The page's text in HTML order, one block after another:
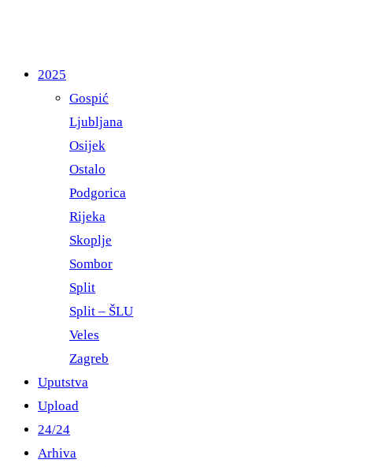
2025
Gospić
Ljubljana
Osijek
Ostalo
Podgorica
Rijeka
Skoplje
Sombor
Split
Split – ŠLU
Veles
Zagreb
Uputstva
Upload
24/24
Arhiva